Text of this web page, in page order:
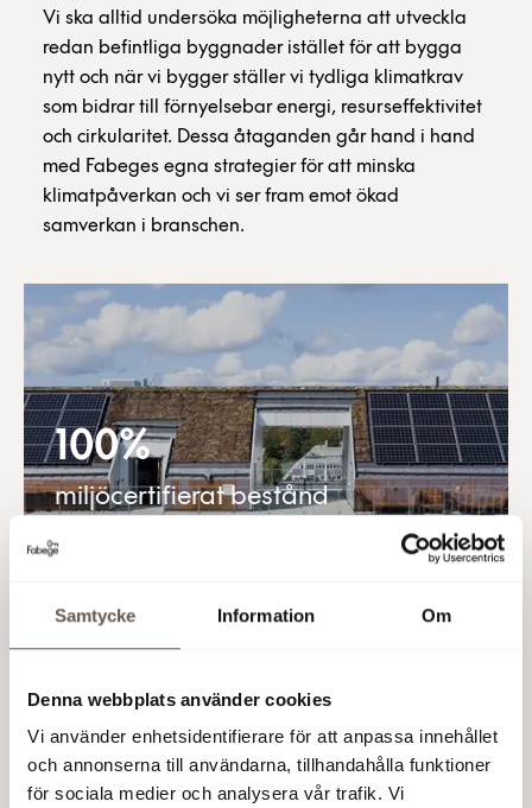
Samtycke Information Om
Denna webbplats använder cookies
Vi använder enhetsidentifierare för att anpassa innehållet
och annonserna till användarna, tillhandahålla funktioner
för sociala medier och analysera vår trafik. Vi
Vi ska alltid undersöka möjligheterna att utveckla
redan befintliga byggnader istället för att bygga
nytt och när vi bygger ställer vi tydliga klimatkrav
som bidrar till förnyelsebar energi, resurseffektivitet
och cirkularitet. Dessa åtaganden går hand i hand
med Fabeges egna strategier för att minska
klimatpåverkan och vi ser fram emot ökad
samverkan i branschen.
100%
miljöcertifierat bestånd
2 000 kvm
återbrukshubb